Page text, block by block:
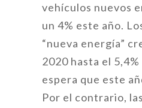
vehículos nuevos
un 4% este año.
“nueva energía”
2020 hasta el
espera que este
Por el contrario,